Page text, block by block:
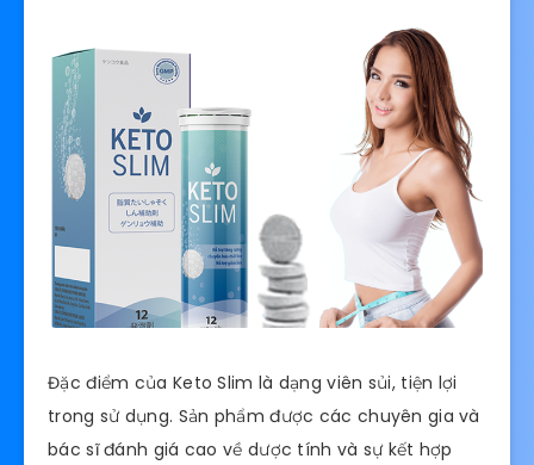
Đặc điểm của Keto Slim là dạng viên sủi, tiện lợi
trong sử dụng. Sản phẩm được các chuyên gia và
bác sĩ đánh giá cao về dược tính và sự kết hợp